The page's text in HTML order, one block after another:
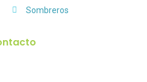
Sombreros